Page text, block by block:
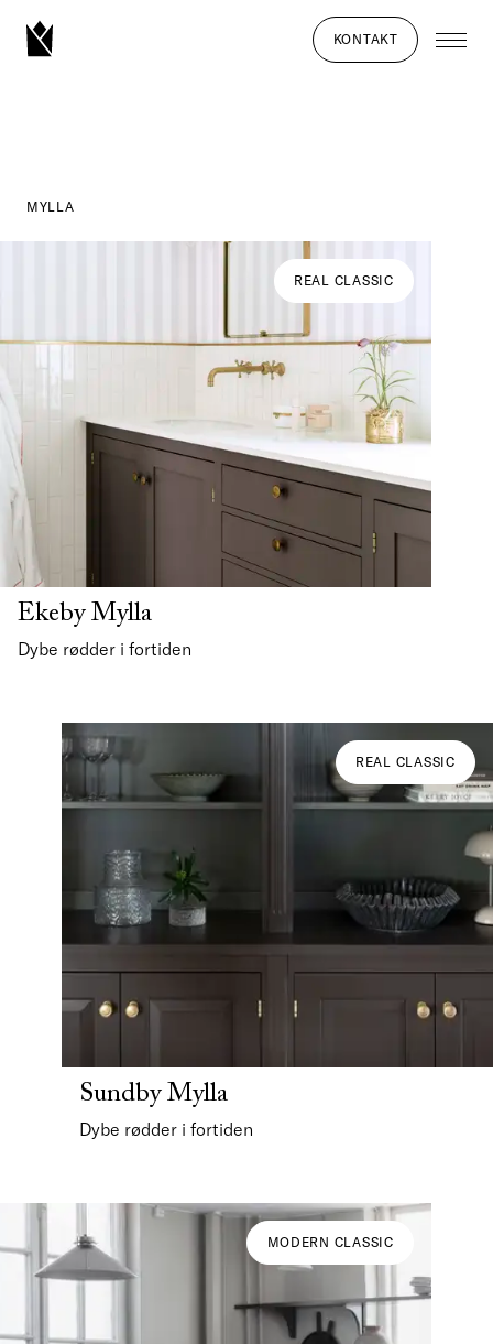
KONTAKT
MYLLA
REAL CLASSIC
Ekeby Mylla
Dybe rødder i fortiden
REAL CLASSIC
Sundby Mylla
Dybe rødder i fortiden
MODERN CLASSIC